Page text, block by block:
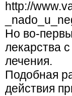
http://
Но во-
лекарства
лечения.
Подобная
действия